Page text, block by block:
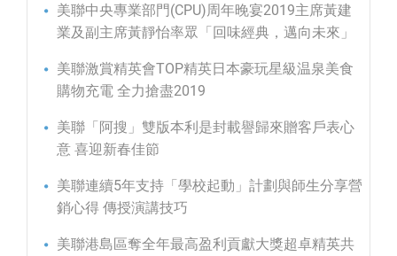
美聯中央專業部門(CPU)周年晚宴2019主席黃建
業及副主席黃靜怡率眾「回味經典，邁向未來」
美聯激賞精英會TOP精英日本豪玩星級温泉美食
購物充電 全力搶盡2019
美聯「阿搜」雙版本利是封載譽歸來贈客戶表心
意 喜迎新春佳節
美聯連續5年支持「學校起動」計劃與師生分享營
銷心得 傳授演講技巧
美聯港島區奪全年最高盈利貢獻大獎超卓精英共